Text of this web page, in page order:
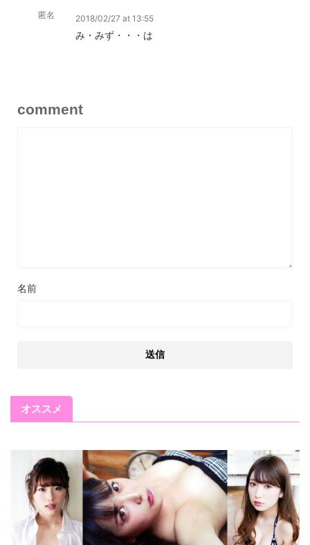
匿名 2018/02/27 at 13:55
み・みず・・・は
comment
名前
オススメ